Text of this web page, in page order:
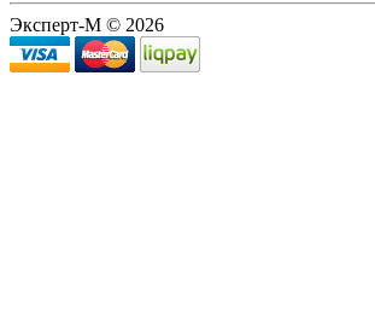
Эксперт-М © 2026